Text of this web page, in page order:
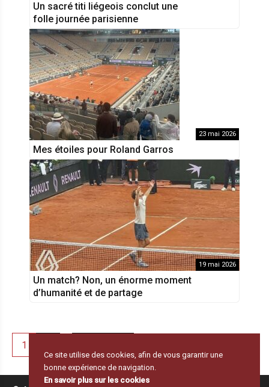
Un sacré titi liégeois conclut une
folle journée parisienne
23 mai 2026
Mes étoiles pour Roland Garros
19 mai 2026
Un match? Non, un énorme moment
d’humanité et de partage
Pagination
des
publications
1 …
Ce site utilise des cookies, afin de vous garantir une
bonne expérience de navigation.
En savoir plus sur les cookies